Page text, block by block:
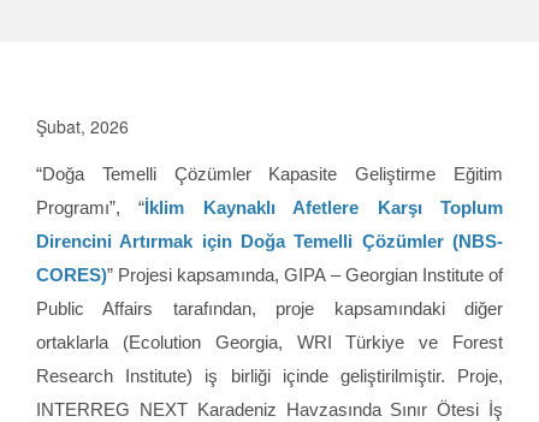
Şubat, 2026
“Doğa Temelli Çözümler Kapasite Geliştirme Eğitim
Programı”, “ İklim Kaynaklı Afetlere Karşı Toplum
Direncini Artırmak için Doğa Temelli Çözümler (NBS-
CORES)” Projesi kapsamında, GIPA – Georgian Institute of
Public Affairs tarafından, proje kapsamındaki diğer
ortaklarla (Ecolution Georgia, WRI Türkiye ve Forest
Research Institute) iş birliği içinde geliştirilmiştir. Proje,
INTERREG NEXT Karadeniz Havzasında Sınır Ötesi İş